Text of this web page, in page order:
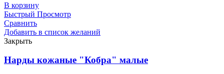
В корзину
Быстрый Просмотр
Сравнить
Добавить в список желаний
Закрыть
Нарды кожаные "Кобра" малые